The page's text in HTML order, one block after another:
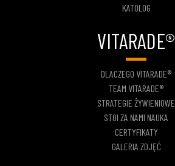
KATOLOG
VITARADE®
DLACZEGO VITARADE®
TEAM VITARADE®
STRATEGIE ŻYWIENIOWE
STOI ZA NAMI NAUKA
CERTYFIKATY
GALERIA ZDJĘĆ